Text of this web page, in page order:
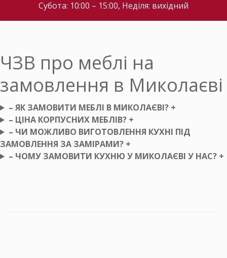
Субота: 10:00 – 15:00, Неділя: вихідний
ЧЗВ про меблі на
замовлення в Миколаєві
– ЯК ЗАМОВИТИ МЕБЛІ В МИКОЛАЄВІ? +
– ЦІНА КОРПУСНИХ МЕБЛІВ? +
– ЧИ МОЖЛИВО ВИГОТОВЛЕННЯ КУХНІ ПІД
ЗАМОВЛЕННЯ ЗА ЗАМІРАМИ? +
– ЧОМУ ЗАМОВИТИ КУХНЮ У МИКОЛАЄВІ У НАС? +